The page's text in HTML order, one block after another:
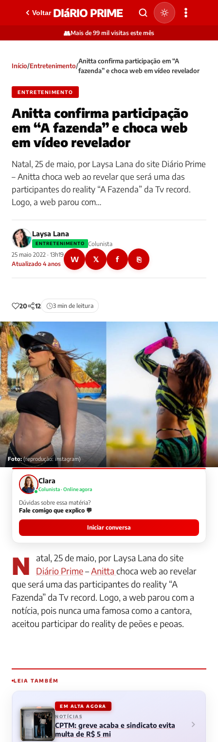
Voltar DIáRIO PRIME
👥Mais de 99 mil visitas este mês
Início/Entretenimento/
Anitta confirma participação em “A
fazenda” e choca web em vídeo revelador
ENTRETENIMENTO
Anitta confirma participação
em “A fazenda” e choca web
em vídeo revelador
Natal, 25 de maio, por Laysa Lana do site Diário Prime
– Anitta choca web ao revelar que será uma das
participantes do reality “A Fazenda” da Tv record.
Logo, a web parou com…
Laysa Lana
ENTRETENIMENTO
Colunista
25 maio 2022 · 13h19
Atualizado 4 anos
W 𝕏 f ⎘
20 12 3 min de leitura
Foto:(reprodução: instagram)
Clara
Colunista · Online agora
Dúvidas sobre essa matéria?
Fale comigo que explico 💬
Iniciar conversa
Natal, 25 de maio, por Laysa Lana do site
Diário Prime–Anitta choca web ao revelar
que será uma das participantes do reality “A
Fazenda” da Tv record. Logo, a web parou com a
notícia, pois nunca uma famosa como a cantora,
aceitou participar do reality de peões e peoas.
LEIA TAMBÉM
EM ALTA AGORA
NOTÍCIAS
CPTM: greve acaba e sindicato evita
multa de R$ 5 mi